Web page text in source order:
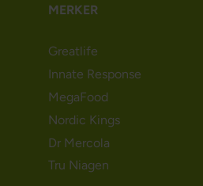
MERKER
Greatlife
Innate Response
MegaFood
Nordic Kings
Dr Mercola
Tru Niagen